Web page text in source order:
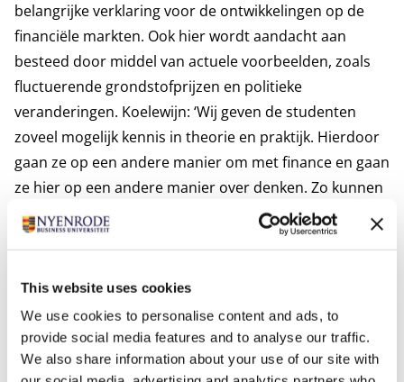
This website uses cookies
We use cookies to personalise content and ads, to
provide social media features and to analyse our traffic.
We also share information about your use of our site with
belangrijke verklaring voor de ontwikkelingen op de
financiële markten. Ook hier wordt aandacht aan
besteed door middel van actuele voorbeelden, zoals
fluctuerende grondstofprijzen en politieke
veranderingen. Koelewijn: ‘Wij geven de studenten
zoveel mogelijk kennis in theorie en praktijk. Hierdoor
gaan ze op een andere manier om met finance en gaan
ze hier op een andere manier over denken. Zo kunnen
zij zelf persoonlijk en inhoudelijk verder op dit gebied.’
Tags
Onderwijs Voeding en Innovatie